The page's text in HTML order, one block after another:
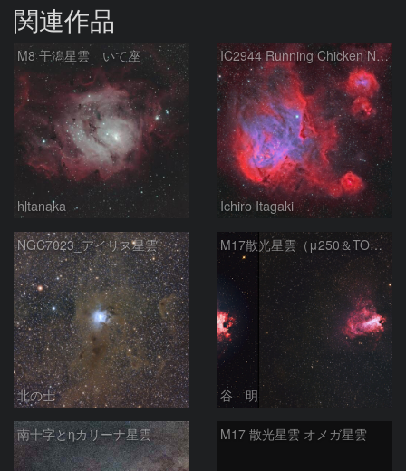
関連作品
M8 干潟星雲 いて座
hltanaka
IC2944 Running Chicken Nebula
Ichiro Itagaki
NGC7023_アイリス星雲
北の士
M17散光星雲（μ250＆TOA130）
谷 明
南十字とηカリーナ星雲 M17 散光星雲 オメガ星雲